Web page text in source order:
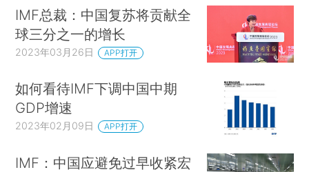
IMF总裁：中国复苏将贡献全
球三分之一的增长
2023年03月26日 APP打开
如何看待IMF下调中国中期
GDP增速
2023年02月09日 APP打开
IMF：中国应避免过早收紧宏